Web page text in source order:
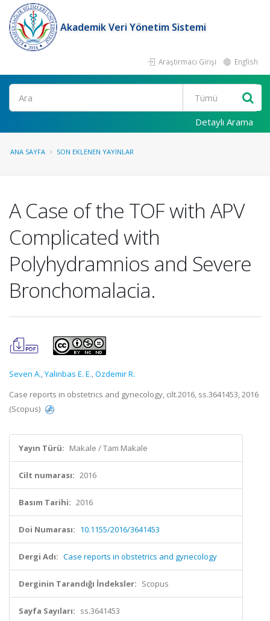
Akademik Veri Yönetim Sistemi
Araştırmacı Girişi English
Ara
Detaylı Arama
ANA SAYFA SON EKLENEN YAYINLAR
A Case of the TOF with APV
Complicated with
Polyhydramnios and Severe
Bronchomalacia.
Seven A.,Yalinbas E. E.,Ozdemir R.
Case reports in obstetrics and gynecology, cilt.2016, ss.3641453, 2016
(Scopus)
Yayın Türü: Makale / Tam Makale
Cilt numarası: 2016
Basım Tarihi: 2016
Doi Numarası: 10.1155/2016/3641453
Dergi Adı: Case reports in obstetrics and gynecology
Derginin Tarandığı İndeksler: Scopus
Sayfa Sayıları: ss.3641453